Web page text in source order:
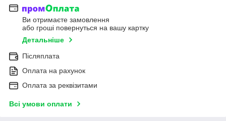
Ви отримаєте замовлення
або гроші повернуться на вашу картку
Детальніше
Післяплата
Оплата на рахунок
Оплата за реквізитами
Всі умови оплати